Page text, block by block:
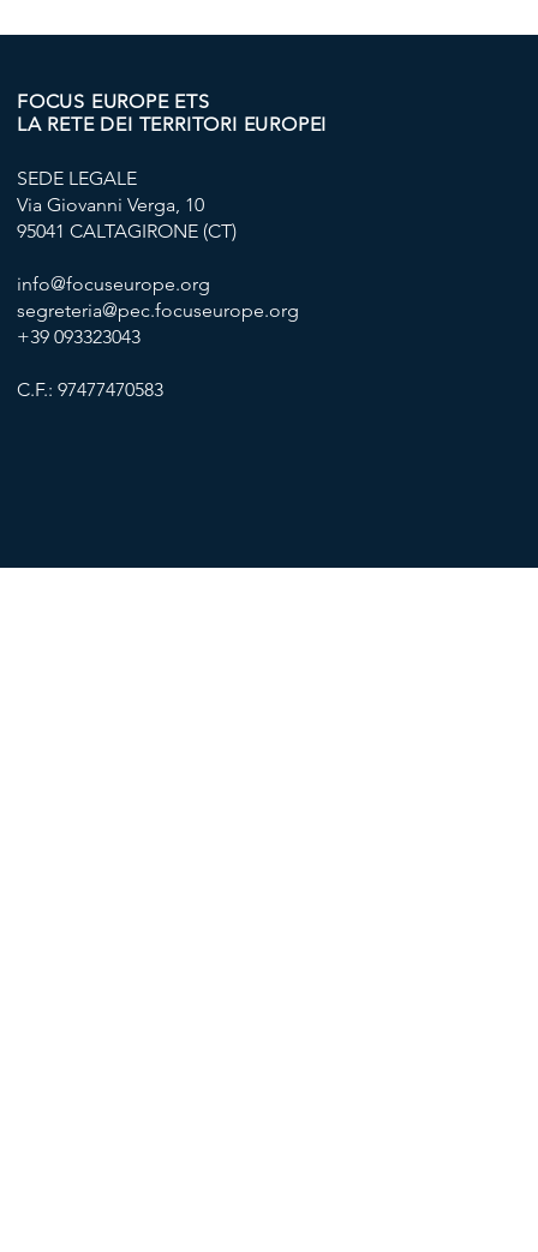
FOCUS EUROPE ETS
LA RETE DEI TERRITORI EUROPEI
SEDE LEGALE
Via Giovanni Verga, 10
95041 CALTAGIRONE (CT)
info@focuseurope.org
segreteria@pec.focuseurope.org
+39 093323043
C.F.: 97477470583